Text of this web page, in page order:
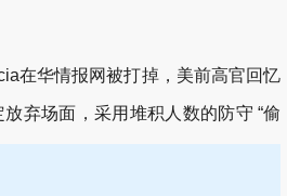
在华情报网被打掉，美前高官回忆
弃场面，采用堆积人数的防守 “偷